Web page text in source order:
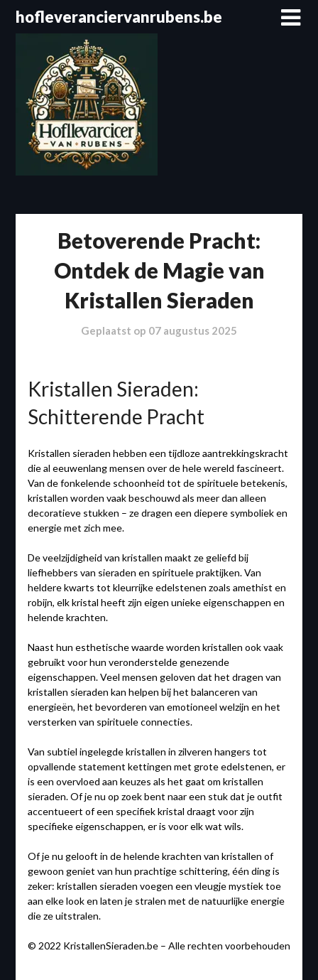
Spring
naar
hofleveranciervanrubens.be
Betoverende Pracht:
Ontdek de Magie van
Kristallen Sieraden
Geplaatst op 07 augustus 2025
Kristallen Sieraden:
Schitterende Pracht
Kristallen sieraden hebben een tijdloze aantrekkingskracht
die al eeuwenlang mensen over de hele wereld fascineert.
Van de fonkelende schoonheid tot de spirituele betekenis,
kristallen worden vaak beschouwd als meer dan alleen
decoratieve stukken – ze dragen een diepere symboliek en
energie met zich mee.
De veelzijdigheid van kristallen maakt ze geliefd bij
liefhebbers van sieraden en spirituele praktijken. Van
heldere kwarts tot kleurrijke edelstenen zoals amethist en
robijn, elk kristal heeft zijn eigen unieke eigenschappen en
helende krachten.
Naast hun esthetische waarde worden kristallen ook vaak
gebruikt voor hun veronderstelde genezende
eigenschappen. Veel mensen geloven dat het dragen van
kristallen sieraden kan helpen bij het balanceren van
energieën, het bevorderen van emotioneel welzijn en het
versterken van spirituele connecties.
Van subtiel ingelegde kristallen in zilveren hangers tot
opvallende statement kettingen met grote edelstenen, er
is een overvloed aan keuzes als het gaat om kristallen
sieraden. Of je nu op zoek bent naar een stuk dat je outfit
accentueert of een specifiek kristal draagt voor zijn
specifieke eigenschappen, er is voor elk wat wils.
Of je nu gelooft in de helende krachten van kristallen of
gewoon geniet van hun prachtige schittering, één ding is
zeker: kristallen sieraden voegen een vleugje mystiek toe
aan elke look en laten je stralen met de natuurlijke energie
die ze uitstralen.
© 2022 KristallenSieraden.be – Alle rechten voorbehouden